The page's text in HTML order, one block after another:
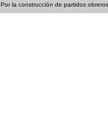
Por la construcción de partidos